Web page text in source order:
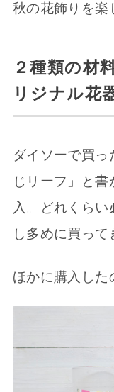
秋の花飾りを楽
２種類の材
リジナル花
ダイソーで買っ
じリーフ」と
入。どれくら
し多めに買って
ほかに購入した